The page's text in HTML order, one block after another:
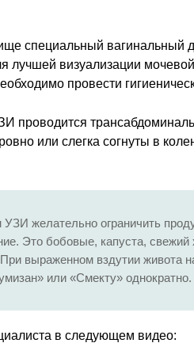
специальный вагинальный
визуализации
провести
проводится
или слегка согнуты в
желательно ограничить
Это бобовые, капуста,
выраженном вздутии живота
или «Смекту» однократно.
в следующем видео: